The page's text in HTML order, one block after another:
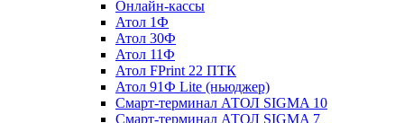
Онлайн-кассы
Атол 1Ф
Атол 30Ф
Атол 11Ф
Атол FPrint 22 ПТК
Атол 91Ф Lite (ньюджер)
Смарт-терминал АТОЛ SIGMA 10
Смарт-терминал АТОЛ SIGMA 7